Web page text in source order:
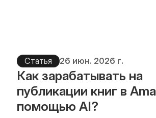
Статья 26 июн. 2026 г.
Как зарабатывать на
публикации книг в
помощью AI?